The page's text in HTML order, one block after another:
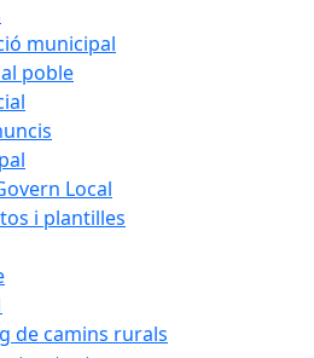
municipal
poble
Local
i plantilles
de camins rurals